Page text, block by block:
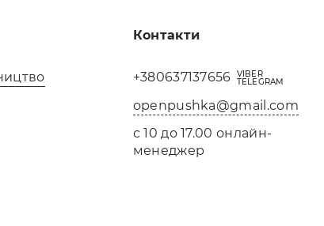
Контакти
+380637137656 VIBER
TELEGRAM
openpushka@gmail.com
с 10 до 17.00 онлайн-
менеджер